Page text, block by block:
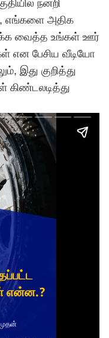
நன்றி
எங்களை அதிக
வைத்த உங்கள் ஊர்
என பேசிய வீடியோ
இது குறித்து
கிண்டலடித்து